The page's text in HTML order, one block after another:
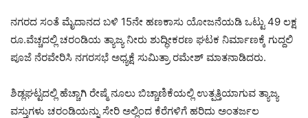
ನಗರದ ಸಂತೆ ಮೈದಾನದ ಬಳಿ 15ನೇ ಹಣಕಾಸು ಯೋಜನೆಯಡಿ ಒಟ್ಟು 49 ಲಕ್ಷ
ರೂ.ವೆಚ್ಚದಲ್ಲಿ ಚರಂಡಿಯ ತ್ಯಾಜ್ಯ ನೀರು ಶುದ್ಧೀಕರಣ ಘಟಕ ನಿರ್ಮಾಣಕ್ಕೆ ಗುದ್ದಲಿ
ಪೂಜೆ ನೆರವೇರಿಸಿ ನಗರಸಭೆ ಅಧ್ಯಕ್ಷೆ ಸುಮಿತ್ರಾ ರಮೇಶ್ ಮಾತನಾಡಿದರು.
ಶಿಡ್ಲಘಟ್ಟದಲ್ಲಿ ಹೆಚ್ಚಾಗಿ ರೇಷ್ಮೆ ನೂಲು ಬಿಚ್ಚಾಣಿಕೆಯಲ್ಲಿ ಉತ್ಪತ್ತಿಯಾಗುವ ತ್ಯಾಜ್ಯ
ವಸ್ತುಗಳು ಚರಂಡಿಯನ್ನು ಸೇರಿ ಅಲ್ಲಿಂದ ಕೆರೆಗಳಿಗೆ ಹರಿದು ಅಂತರ್ಜಲ